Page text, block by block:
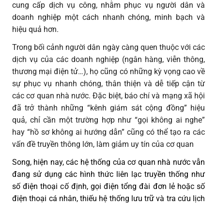
cung cấp dịch vụ công, nhằm phục vụ người dân và
doanh nghiệp một cách nhanh chóng, minh bạch và
hiệu quả hơn.
Trong bối cảnh người dân ngày càng quen thuộc với các
dịch vụ của các doanh nghiệp (ngân hàng, viễn thông,
thương mại điện tử…), họ cũng có những kỳ vọng cao về
sự phục vụ nhanh chóng, thân thiện và dễ tiếp cận từ
các cơ quan nhà nước. Đặc biệt, báo chí và mạng xã hội
đã trở thành những “kênh giám sát cộng đồng” hiệu
quả, chỉ cần một trường hợp như “gọi không ai nghe”
hay “hồ sơ không ai hướng dẫn” cũng có thể tạo ra các
vấn đề truyền thông lớn, làm giảm uy tín của cơ quan
Song, hiện nay, các hệ thống của cơ quan nhà nước vẫn
đang sử dụng các hình thức liên lạc truyền thống như
số điện thoại cố định, gọi điện tổng đài đơn lẻ hoặc số
điện thoại cá nhân, thiếu hệ thống lưu trữ và tra cứu lịch